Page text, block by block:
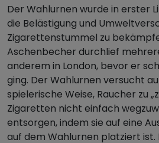
Der Wahlurnen wurde in erster
die Belästigung und
Zigarettenstummel zu
Aschenbecher durchlief
anderem in London, bevor er
ging. Der Wahlurnen versucht
spielerische Weise, Raucher zu
Zigaretten nicht einfach
entsorgen, indem sie auf eine
auf dem Wahlurnen platziert ist.